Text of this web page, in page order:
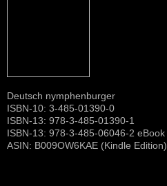
Deutsch nymphenburger
ISBN-10: 3-485-01390-0
ISBN-13: 978-3-485-01390-1
ISBN-13: 978-3-485-06046-2 eBook
ASIN: B009OW6KAE (Kindle Edition)